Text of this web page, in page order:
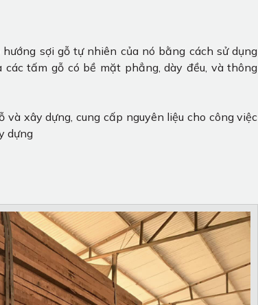
sợi gỗ tự nhiên của nó bằng cách sử dụng
tấm gỗ có bề mặt phẳng, dày đều, và thông
xây dựng, cung cấp nguyên liệu cho công việc
dựng